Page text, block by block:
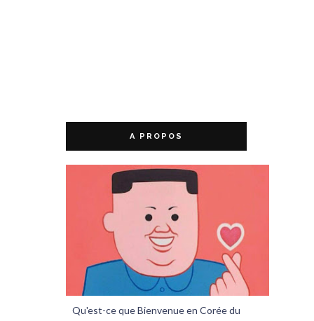
A PROPOS
Qu'est-ce que Bienvenue en Corée du